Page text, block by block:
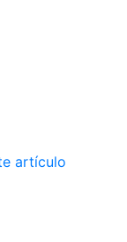
artículo